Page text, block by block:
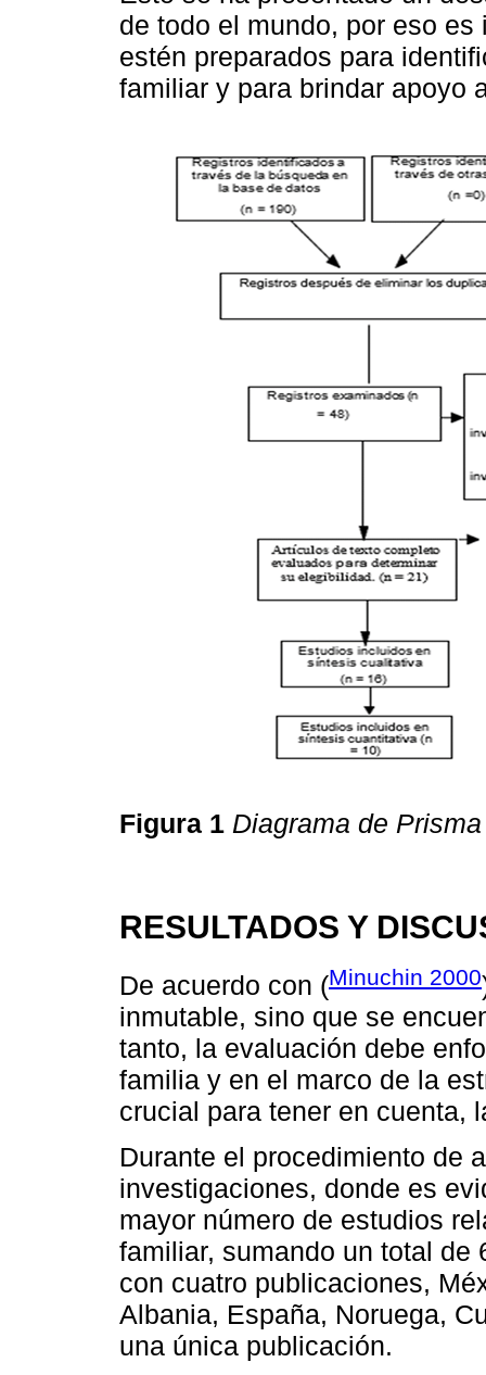
de todo el mundo, por eso
estén preparados para
familiar y para brindar apoyo
Figura 1 Diagrama de Prisma
RESULTADOS Y
De acuerdo con (Minuchin 2000
inmutable, sino que se
tanto, la evaluación debe
familia y en el marco de la
crucial para tener en cuenta,
Durante el procedimiento de
investigaciones, donde es
mayor número de estudios
familiar, sumando un total
con cuatro publicaciones,
Albania, España, Noruega,
una única publicación.